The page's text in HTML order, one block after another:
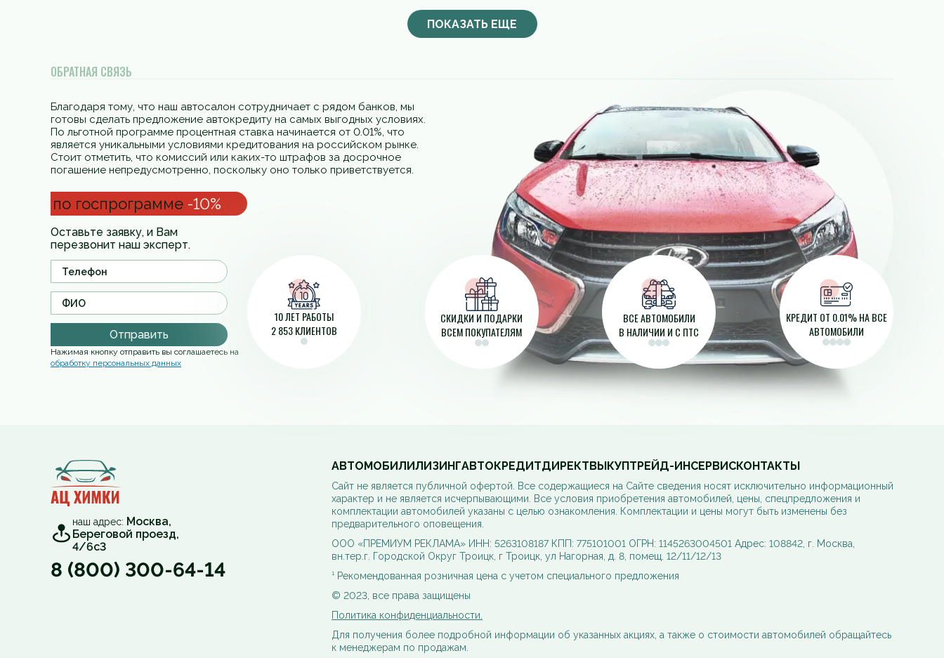
ПОКАЗАТЬ ЕЩЕ
ОБРАТНАЯ СВЯЗЬ
Благодаря тому, что наш автосалон сотрудничает с рядом банков, мы
готовы сделать предложение автокредиту на самых выгодных условиях.
По льготной программе процентная ставка начинается от 0.01%, что
является уникальными условиями кредитования на российском рынке.
Стоит отметить, что комиссий или каких-то штрафов за досрочное
погашение непредусмотренно, поскольку оно только приветствуется.
по госпрограмме -10%
Оставьте заявку, и Вам
перезвонит наш эксперт.
Отправить
Нажимая кнопку отправить вы соглашаетесь на
обработку персональных данных
10 ЛЕТ РАБОТЫ
2 853 КЛИЕНТОВ
СКИДКИ И ПОДАРКИ
ВСЕМ ПОКУПАТЕЛЯМ
ВСЕ АВТОМОБИЛИ
В НАЛИЧИИ И С ПТС
КРЕДИТ ОТ 0.01% НА ВСЕ
АВТОМОБИЛИ
наш адрес: Москва,
Береговой проезд,
4/6с3
8 (800) 300-64-14
АВТОМОБИЛИЛИЗИНГАВТОКРЕДИТДИРЕКТВЫКУПТРЕЙД-ИНСЕРВИСКОНТАКТЫ
Cайт не является публичной офертой. Все содержащиеся на Сайте сведения носят исключительно информационный
характер и не является исчерпывающими. Все условия приобретения автомобилей, цены, спецпредложения и
комплектации автомобилей указаны с целью ознакомления. Комплектации и цены могут быть изменены без
предварительного оповещения.
ООО «ПРЕМИУМ РЕКЛАМА» ИНН: 5263108187 КПП: 775101001 ОГРН: 1145263004501 Адрес: 108842, г. Москва,
вн.тер.г. Городской Округ Троицк, г Троицк, ул Нагорная, д. 8, помещ. 12/11/12/13
¹ Рекомендованная розничная цена с учетом специального предложения
© 2023, все права защищены
Политика конфиденциальности.
Для получения более подробной информации об указанных акциях, а также о стоимости автомобилей обращайтесь
к менеджерам по продажам.